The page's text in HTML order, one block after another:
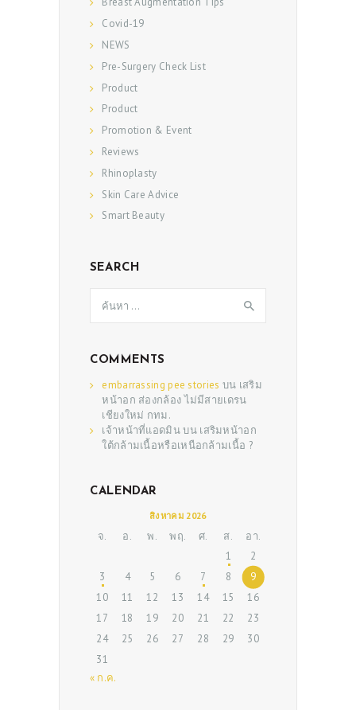
BEAUTY TIPS
PRE & POST CAUTIONS
Covid-19
NEWS
Pre-Surgery Check List
Product
Product
Promotion & Event
Reviews
Rhinoplasty
Skin Care Advice
Smart Beauty
SEARCH
สำหรับ:
COMMENTS
embarrassing pee stories บน เสริม
หน้าอก ส่องกล้อง ไม่มีสายเดรน
เชียงใหม่ กทม.
เจ้าหน้าที่แอดมินบน เสริมหน้าอก
ใต้กล้ามเนื้อหรือเหนือกล้ามเนื้อ ?
CALENDAR
สิงหาคม 2026
จ. อ. พ. พฤ. ศ. ส. อา.
1
2
3
4 5 6 7 8
9
10
11 12 13 14 15
16
17
18 19 20 21 22
23
24
25 26 27 28 29
30
31
« ก.ค.